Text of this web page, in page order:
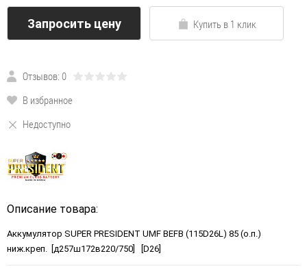
Запросить цену Купить в 1 клик
Отзывов: 0
В избранное
Недоступно
Описание товара:
Аккумулятор SUPER PRESIDENT UMF BEFB (115D26L) 85 (о.п.)
ниж.креп. [д257ш172в220/750] [D26]